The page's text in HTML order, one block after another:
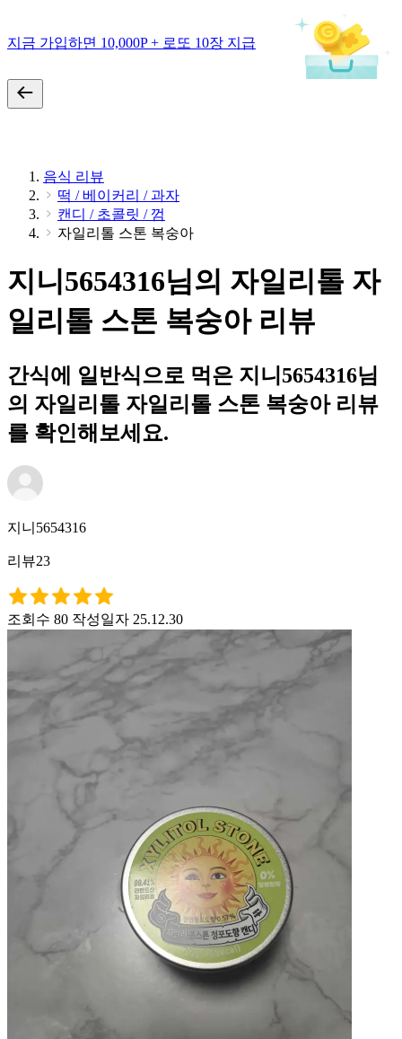
지금 가입하면 10,000P + 로또 10장 지급
음식 리뷰
떡 / 베이커리 / 과자
캔디 / 초콜릿 / 껌
자일리톨 스톤 복숭아
지니5654316님의 자일리톨 자
일리톨 스톤 복숭아 리뷰
간식에 일반식으로 먹은 지니5654316님
의 자일리톨 자일리톨 스톤 복숭아 리뷰
를 확인해보세요.
지니5654316
리뷰23
조회수 80 작성일자 25.12.30